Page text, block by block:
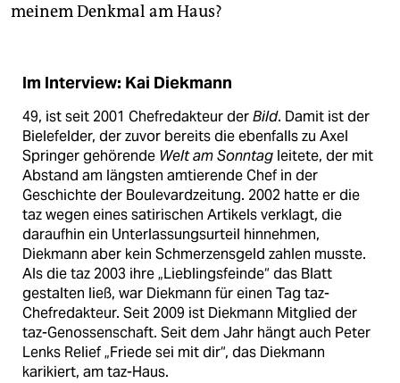
meinem Denkmal am Haus?
Im Interview: Kai Diekmann
49, ist seit 2001 Chefredakteur derBild. Damit ist der
Bielefelder, der zuvor bereits die ebenfalls zu Axel
Springer gehörende Welt am Sonntag leitete, der mit
Abstand am längsten amtierende Chef in der
Geschichte der Boulevardzeitung. 2002 hatte er die
taz wegen eines satirischen Artikels verklagt, die
daraufhin ein Unterlassungsurteil hinnehmen,
Diekmann aber kein Schmerzensgeld zahlen musste.
Als die taz 2003 ihre „Lieblingsfeinde“ das Blatt
gestalten ließ, war Diekmann für einen Tag taz-
Chefredakteur. Seit 2009 ist Diekmann Mitglied der
taz-Genossenschaft. Seit dem Jahr hängt auch Peter
Lenks Relief „Friede sei mit dir“, das Diekmann
karikiert, am taz-Haus.